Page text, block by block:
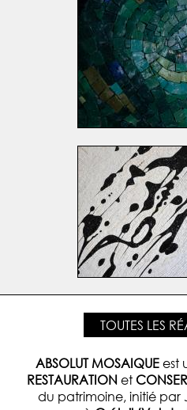
TOUTES
ABSOLUT MOSAIQUEest
RESTAURATIONet
du patrimoine, initié par